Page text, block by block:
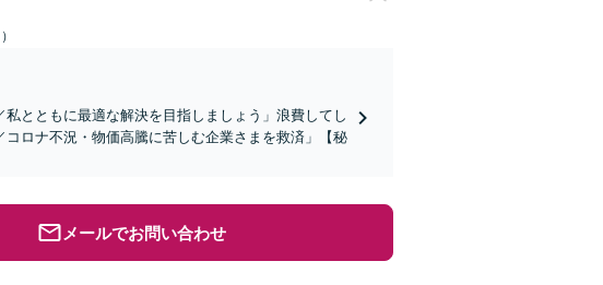
とともに最適な解決を目指しましょう」浪費してし
ロナ不況・物価高騰に苦しむ企業さまを救済」【秘
メールでお問い合わせ